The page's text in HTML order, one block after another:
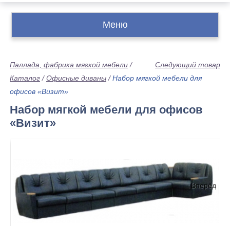
Меню
Следующий товар
Паллада, фабрика мягкой мебели /
Каталог /Офисные диваны /Набор мягкой мебели для
офисов «Визит»
Набор мягкой мебели для офисов
«Визит»
Вперёд